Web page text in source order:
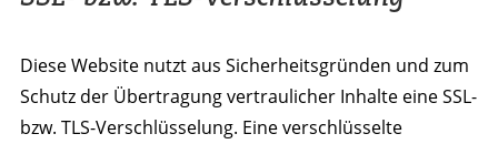
Diese Website nutzt aus Sicherheitsgründen und zum
Schutz der Übertragung vertraulicher Inhalte eine SSL-
bzw. TLS-Verschlüsselung. Eine verschlüsselte